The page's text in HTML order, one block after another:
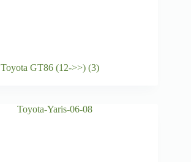
Toyota GT86 (12->>) (3)